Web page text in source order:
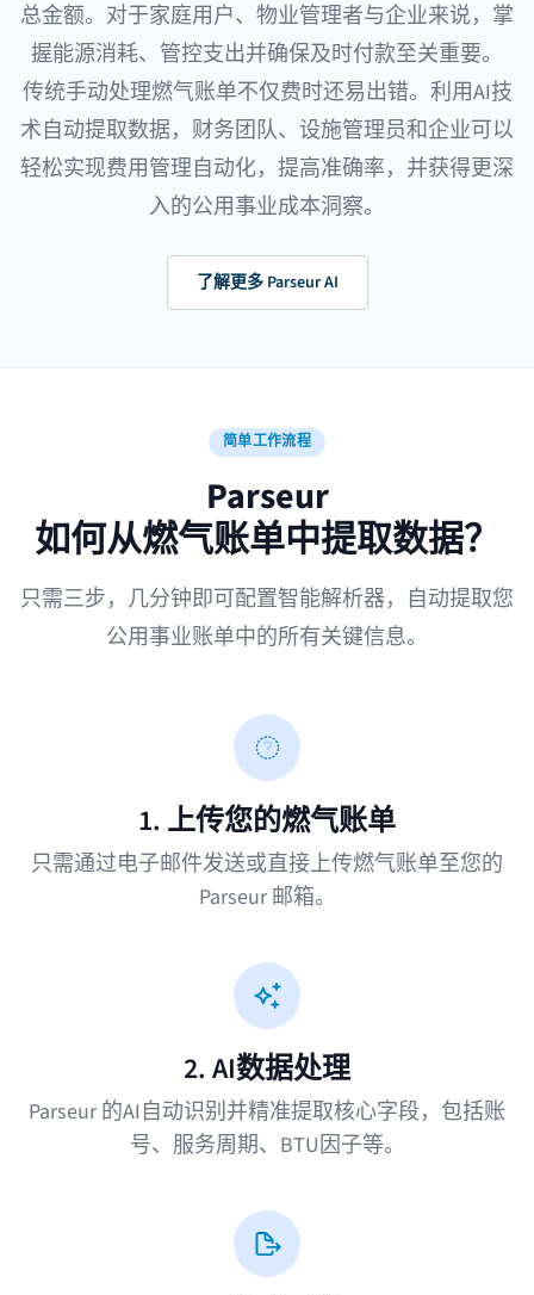
总金额。对于家庭用户、物业管理者与企业来说，掌
握能源消耗、管控支出并确保及时付款至关重要。
传统手动处理燃气账单不仅费时还易出错。利用AI技
术自动提取数据，财务团队、设施管理员和企业可以
轻松实现费用管理自动化，提高准确率，并获得更深
入的公用事业成本洞察。
了解更多 Parseur AI
简单工作流程
Parseur
如何从燃气账单中提取数据？
只需三步，几分钟即可配置智能解析器，自动提取您
公用事业账单中的所有关键信息。
1. 上传您的燃气账单
只需通过电子邮件发送或直接上传燃气账单至您的
Parseur 邮箱。
2. AI数据处理
Parseur 的AI自动识别并精准提取核心字段，包括账
号、服务周期、BTU因子等。